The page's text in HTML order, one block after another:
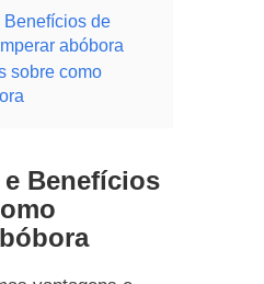
Benefícios de
abóbora
sobre como
Benefícios